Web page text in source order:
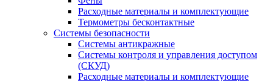
Расходные материалы и комплектующие
Термометры бесконтактные
Системы безопасности
Системы антикражные
Системы контроля и управления доступом
(СКУД)
Расходные материалы и комплектующие